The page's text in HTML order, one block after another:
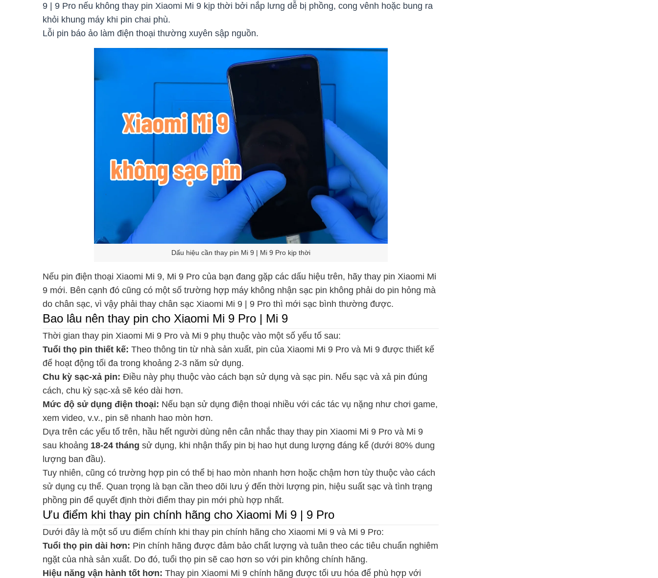
9 | 9 Pro nếu không thay pin Xiaomi Mi 9 kịp thời bởi nắp lưng dễ bị phồng, cong vênh hoặc bung ra
khỏi khung máy khi pin chai phù.
Lỗi pin báo ảo làm điện thoại thường xuyên sập nguồn.
Dấu hiệu cần thay pin Mi 9 | Mi 9 Pro kịp thời
Nếu pin điện thoại Xiaomi Mi 9, Mi 9 Pro của bạn đang gặp các dấu hiệu trên, hãy thay pin Xiaomi Mi
9 mới. Bên cạnh đó cũng có một số trường hợp máy không nhận sạc pin không phải do pin hỏng mà
do chân sạc, vì vậy phải thay chân sạc Xiaomi Mi 9 | 9 Pro thì mới sạc bình thường được.
Bao lâu nên thay pin cho Xiaomi Mi 9 Pro | Mi 9
Thời gian thay pin Xiaomi Mi 9 Pro và Mi 9 phụ thuộc vào một số yếu tố sau:
Tuổi thọ pin thiết kế: Theo thông tin từ nhà sản xuất, pin của Xiaomi Mi 9 Pro và Mi 9 được thiết kế
để hoạt động tối đa trong khoảng 2-3 năm sử dụng.
Chu kỳ sạc-xả pin: Điều này phụ thuộc vào cách bạn sử dụng và sạc pin. Nếu sạc và xả pin đúng
cách, chu kỳ sạc-xả sẽ kéo dài hơn.
Mức độ sử dụng điện thoại: Nếu bạn sử dụng điện thoại nhiều với các tác vụ nặng như chơi game,
xem video, v.v., pin sẽ nhanh hao mòn hơn.
Dựa trên các yếu tố trên, hầu hết người dùng nên cân nhắc thay thay pin Xiaomi Mi 9 Pro và Mi 9
sau khoảng 18-24 tháng sử dụng, khi nhận thấy pin bị hao hụt dung lượng đáng kể (dưới 80% dung
lượng ban đầu).
Tuy nhiên, cũng có trường hợp pin có thể bị hao mòn nhanh hơn hoặc chậm hơn tùy thuộc vào cách
sử dụng cụ thể. Quan trọng là bạn cần theo dõi lưu ý đến thời lượng pin, hiệu suất sạc và tình trạng
phồng pin để quyết định thời điểm thay pin mới phù hợp nhất.
Ưu điểm khi thay pin chính hãng cho Xiaomi Mi 9 | 9 Pro
Dưới đây là một số ưu điểm chính khi thay pin chính hãng cho Xiaomi Mi 9 và Mi 9 Pro:
Tuổi thọ pin dài hơn: Pin chính hãng được đảm bảo chất lượng và tuân theo các tiêu chuẩn nghiêm
ngặt của nhà sản xuất. Do đó, tuổi thọ pin sẽ cao hơn so với pin không chính hãng.
Hiệu năng vận hành tốt hơn: Thay pin Xiaomi Mi 9 chính hãng được tối ưu hóa để phù hợp với